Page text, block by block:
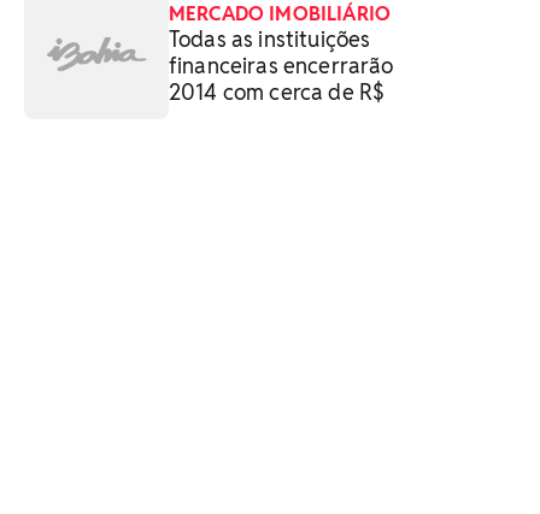
MERCADO IMOBILIÁRIO
Todas as instituições
financeiras encerrarão
2014 com cerca de R$